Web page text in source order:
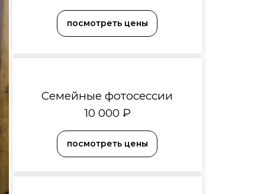
Семейные фотосессии
10 000 ₽
посмотреть цены
посмотреть цены